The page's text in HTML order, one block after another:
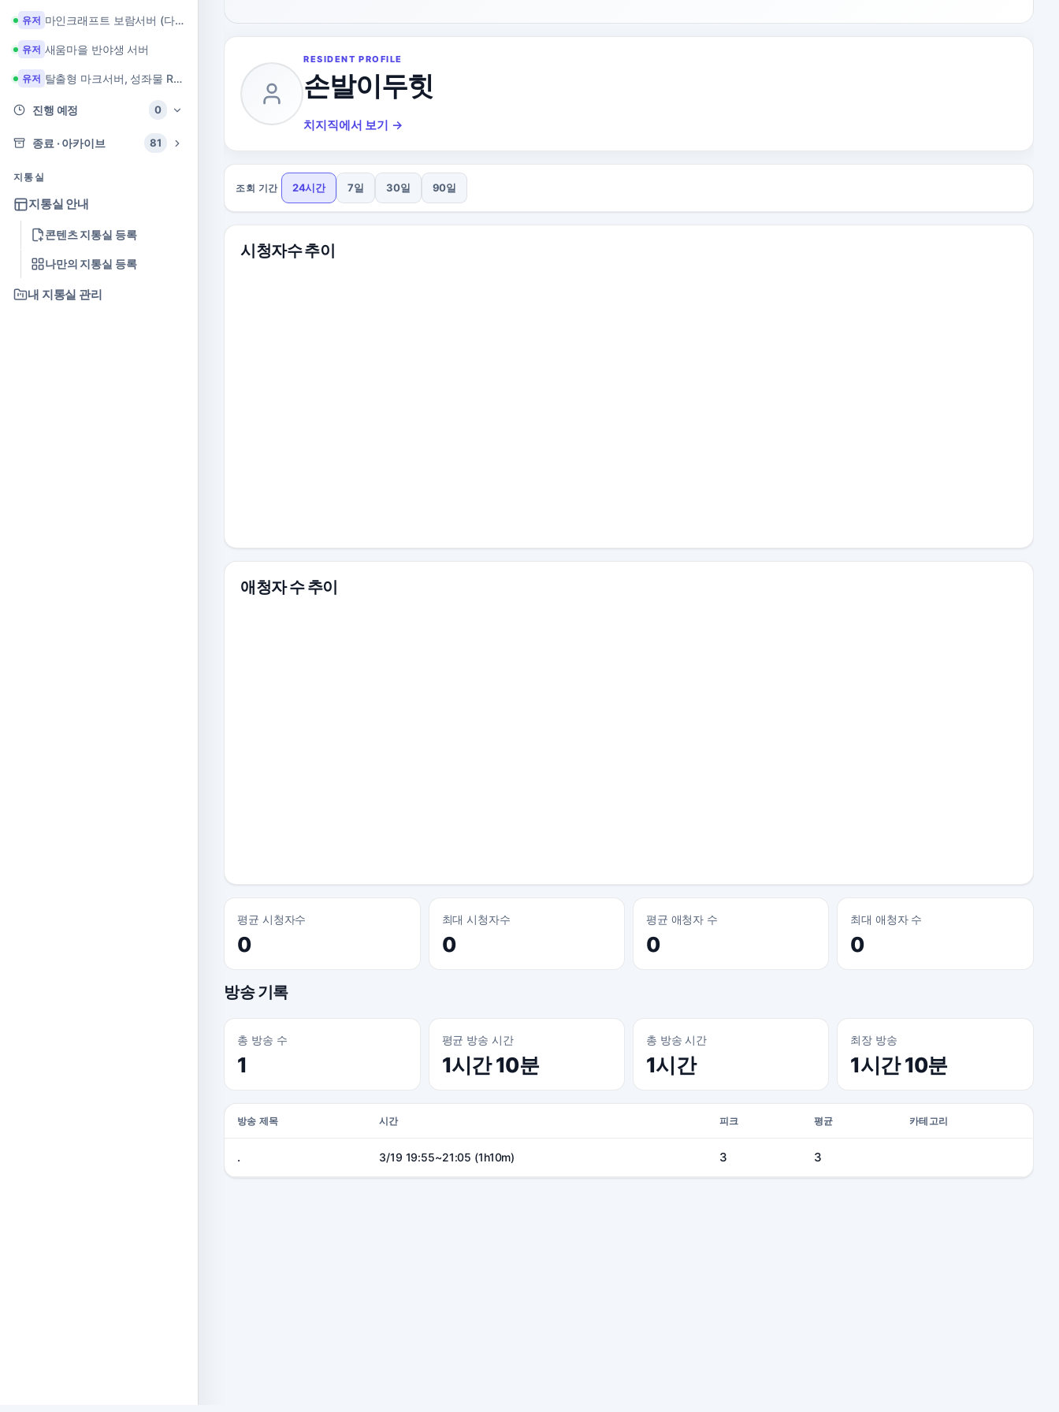
유저 마인크래프트 보람서버 (다이아 + 힐링 서버)
유저 새움마을 반야생 서버
유저 탈출형 마크서버, 성좌물 RPG 마크서버
진행 예정 0
종료 · 아카이브 81
지통실
지통실 안내
콘텐츠 지통실 등록
나만의 지통실 등록
내 지통실 관리
RESIDENT PROFILE
손발이두힛
치지직에서 보기 →
조회 기간 24시간 7일 30일 90일
시청자수 추이
애청자 수 추이
평균 시청자수
0
최대 시청자수
0
평균 애청자 수
0
최대 애청자 수
0
방송 기록
총 방송 수
1
평균 방송 시간
1시간 10분
총 방송 시간
1시간
최장 방송
1시간 10분
방송 제목 시간 피크 평균 카테고리
. 3/19 19:55~21:05 (1h10m) 3 3